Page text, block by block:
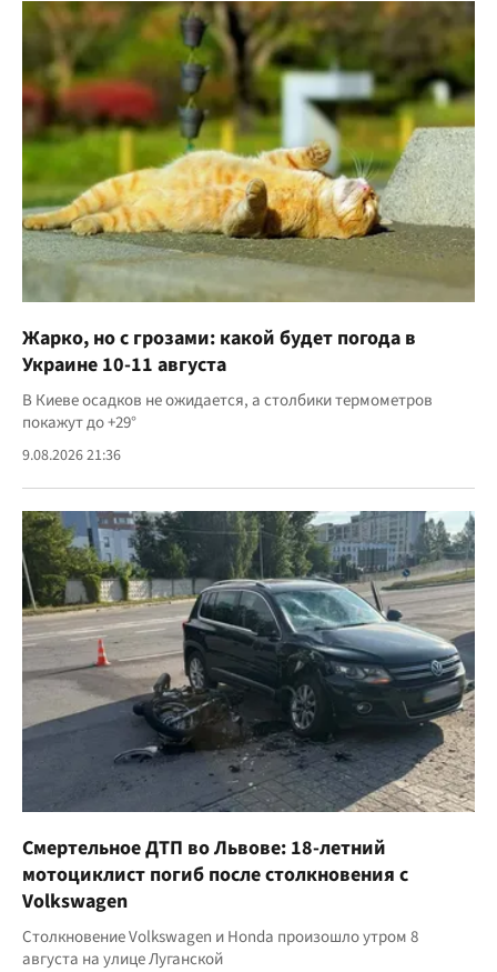
Жарко, но с грозами: какой будет погода в
Украине 10-11 августа
В Киеве осадков не ожидается, а столбики термометров
покажут до +29°
9.08.2026 21:36
Смертельное ДТП во Львове: 18-летний
мотоциклист погиб после столкновения с
Volkswagen
Столкновение Volkswagen и Honda произошло утром 8
августа на улице Луганской